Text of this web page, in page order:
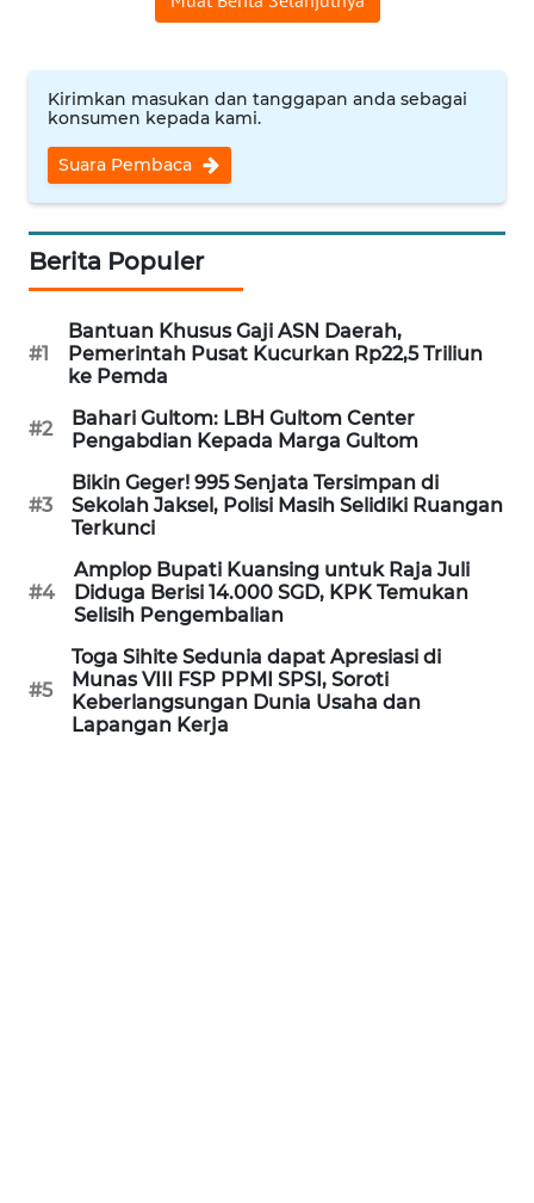
Kirimkan masukan dan tanggapan anda sebagai
konsumen kepada kami.
Suara Pembaca
Berita Populer
#1
Bantuan Khusus Gaji ASN Daerah,
Pemerintah Pusat Kucurkan Rp22,5 Triliun
ke Pemda
#2
Bahari Gultom: LBH Gultom Center
Pengabdian Kepada Marga Gultom
#3
Bikin Geger! 995 Senjata Tersimpan di
Sekolah Jaksel, Polisi Masih Selidiki Ruangan
Terkunci
#4
Amplop Bupati Kuansing untuk Raja Juli
Diduga Berisi 14.000 SGD, KPK Temukan
Selisih Pengembalian
#5
Toga Sihite Sedunia dapat Apresiasi di
Munas VIII FSP PPMI SPSI, Soroti
Keberlangsungan Dunia Usaha dan
Lapangan Kerja
RIAU
WN
SERAMBI
WN
JAMBI
WN
SULTRA
WN
WN
WN
WN
BABEL